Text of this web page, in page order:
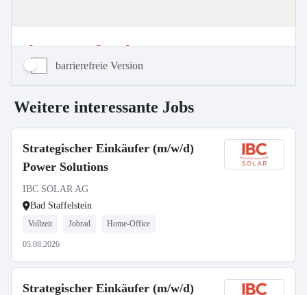
barrierefreie Version
Weitere interessante Jobs
Strategischer Einkäufer (m/w/d)
Power Solutions
IBC SOLAR AG
Bad Staffelstein
Vollzeit Jobrad Home-Office
05.08.2026
Strategischer Einkäufer (m/w/d)